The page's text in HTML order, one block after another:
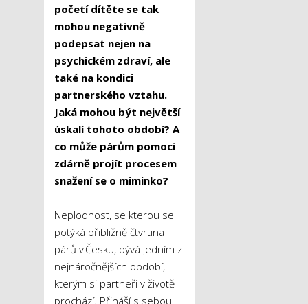
početí dítěte se tak
mohou negativně
podepsat nejen na
psychickém zdraví, ale
také na kondici
partnerského vztahu.
Jaká mohou být největší
úskalí tohoto období? A
co může párům pomoci
zdárně projít procesem
snažení se o miminko?
Neplodnost, se kterou se
potýká přibližně čtvrtina
párů v Česku, bývá jedním z
nejnáročnějších období,
kterým si partneři v životě
prochází. Přináší s sebou